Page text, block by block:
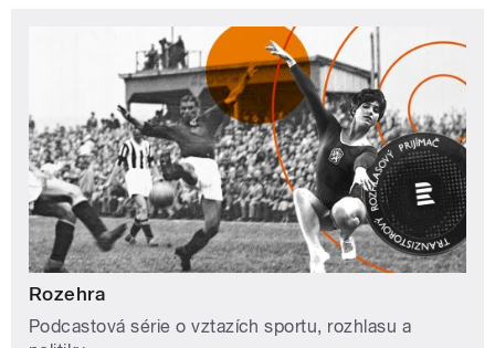
Rozehra
Podcastová série o vztazích sportu, rozhlasu a